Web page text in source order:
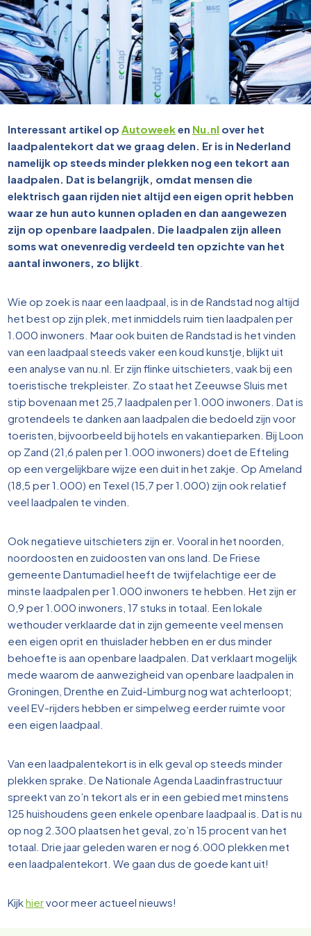
Interessant artikel op Autoweeken Nu.nl over het
laadpalentekort dat we graag delen. Er is in Nederland
namelijk op steeds minder plekken nog een tekort aan
laadpalen. Dat is belangrijk, omdat mensen die
elektrisch gaan rijden niet altijd een eigen oprit hebben
waar ze hun auto kunnen opladen en dan aangewezen
zijn op openbare laadpalen. Die laadpalen zijn alleen
soms wat onevenredig verdeeld ten opzichte van het
aantal inwoners, zo blijkt
Wie op zoek is naar een laadpaal, is in de Randstad nog altijd
het best op zijn plek, met inmiddels ruim tien laadpalen per
1.000 inwoners. Maar ook buiten de Randstad is het vinden
van een laadpaal steeds vaker een koud kunstje, blijkt uit
een analyse van nu.nl. Er zijn flinke uitschieters, vaak bij een
toeristische trekpleister. Zo staat het Zeeuwse Sluis met
stip bovenaan met 25,7 laadpalen per 1.000 inwoners. Dat is
grotendeels te danken aan laadpalen die bedoeld zijn voor
toeristen, bijvoorbeeld bij hotels en vakantieparken. Bij Loon
op Zand (21,6 palen per 1.000 inwoners) doet de Efteling
op een vergelijkbare wijze een duit in het zakje. Op Ameland
(18,5 per 1.000) en Texel (15,7 per 1.000) zijn ook relatief
veel laadpalen te vinden.
Ook negatieve uitschieters zijn er. Vooral in het noorden,
noordoosten en zuidoosten van ons land. De Friese
gemeente Dantumadiel heeft de twijfelachtige eer de
minste laadpalen per 1.000 inwoners te hebben. Het zijn er
0,9 per 1.000 inwoners, 17 stuks in totaal. Een lokale
wethouder verklaarde dat in zijn gemeente veel mensen
een eigen oprit en thuislader hebben en er dus minder
behoefte is aan openbare laadpalen. Dat verklaart mogelijk
mede waarom de aanwezigheid van openbare laadpalen in
Groningen, Drenthe en Zuid-Limburg nog wat achterloopt;
veel EV-rijders hebben er simpelweg eerder ruimte voor
een eigen laadpaal.
Van een laadpalentekort is in elk geval op steeds minder
plekken sprake. De Nationale Agenda Laadinfrastructuur
spreekt van zo’n tekort als er in een gebied met minstens
125 huishoudens geen enkele openbare laadpaal is. Dat is nu
op nog 2.300 plaatsen het geval, zo’n 15 procent van het
totaal. Drie jaar geleden waren er nog 6.000 plekken met
een laadpalentekort. We gaan dus de goede kant uit!
Kijkhiervoor meer actueel nieuws!